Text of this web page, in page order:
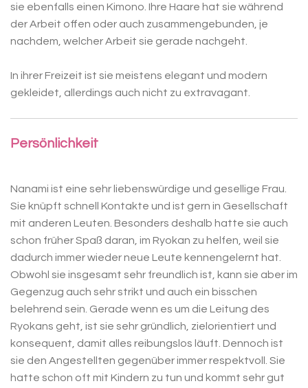
sie ebenfalls einen Kimono. Ihre Haare hat sie während
der Arbeit offen oder auch zusammengebunden, je
nachdem, welcher Arbeit sie gerade nachgeht.
In ihrer Freizeit ist sie meistens elegant und modern
gekleidet, allerdings auch nicht zu extravagant.
Persönlichkeit
Nanami ist eine sehr liebenswürdige und gesellige Frau.
Sie knüpft schnell Kontakte und ist gern in Gesellschaft
mit anderen Leuten. Besonders deshalb hatte sie auch
schon früher Spaß daran, im Ryokan zu helfen, weil sie
dadurch immer wieder neue Leute kennengelernt hat.
Obwohl sie insgesamt sehr freundlich ist, kann sie aber im
Gegenzug auch sehr strikt und auch ein bisschen
belehrend sein. Gerade wenn es um die Leitung des
Ryokans geht, ist sie sehr gründlich, zielorientiert und
konsequent, damit alles reibungslos läuft. Dennoch ist
sie den Angestellten gegenüber immer respektvoll. Sie
hatte schon oft mit Kindern zu tun und kommt sehr gut